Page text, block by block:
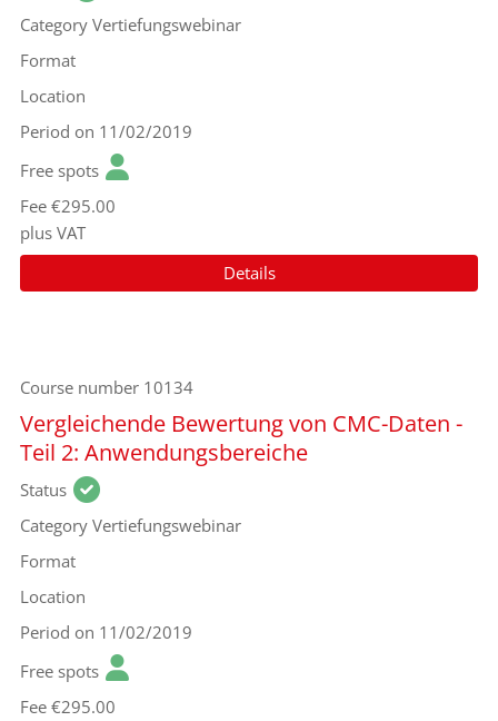
Category Vertiefungswebinar
Format
Location
Period on 11/02/2019
Free spots
Fee €295.00
plus VAT
Details
Course number 10134
Vergleichende Bewertung von CMC-Daten -
Teil 2: Anwendungsbereiche
Status
Category Vertiefungswebinar
Format
Location
Period on 11/02/2019
Free spots
Fee €295.00